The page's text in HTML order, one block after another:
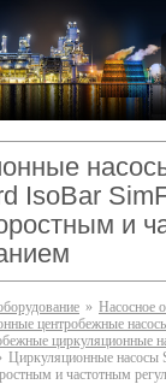
IsoBar
и
» Насосное
центробежные
циркуляционные
Циркуляционные насосы
и частотным